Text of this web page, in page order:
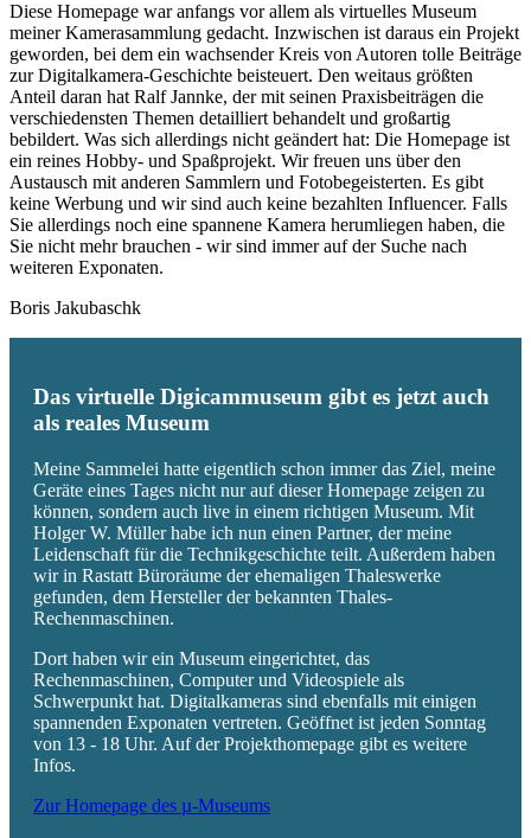
Diese Homepage war anfangs vor allem als virtuelles Museum
meiner Kamerasammlung gedacht. Inzwischen ist daraus ein Projekt
geworden, bei dem ein wachsender Kreis von Autoren tolle Beiträge
zur Digitalkamera-Geschichte beisteuert. Den weitaus größten
Anteil daran hat Ralf Jannke, der mit seinen Praxisbeiträgen die
verschiedensten Themen detailliert behandelt und großartig
bebildert. Was sich allerdings nicht geändert hat: Die Homepage ist
ein reines Hobby- und Spaßprojekt. Wir freuen uns über den
Austausch mit anderen Sammlern und Fotobegeisterten. Es gibt
keine Werbung und wir sind auch keine bezahlten Influencer. Falls
Sie allerdings noch eine spannene Kamera herumliegen haben, die
Sie nicht mehr brauchen - wir sind immer auf der Suche nach
weiteren Exponaten.
Boris Jakubaschk
Das virtuelle Digicammuseum gibt es jetzt auch
als reales Museum
Meine Sammelei hatte eigentlich schon immer das Ziel, meine
Geräte eines Tages nicht nur auf dieser Homepage zeigen zu
können, sondern auch live in einem richtigen Museum. Mit
Holger W. Müller habe ich nun einen Partner, der meine
Leidenschaft für die Technikgeschichte teilt. Außerdem haben
wir in Rastatt Büroräume der ehemaligen Thaleswerke
gefunden, dem Hersteller der bekannten Thales-
Rechenmaschinen.
Dort haben wir ein Museum eingerichtet, das
Rechenmaschinen, Computer und Videospiele als
Schwerpunkt hat. Digitalkameras sind ebenfalls mit einigen
spannenden Exponaten vertreten. Geöffnet ist jeden Sonntag
von 13 - 18 Uhr. Auf der Projekthomepage gibt es weitere
Infos.
Zur Homepage des µ-Museums